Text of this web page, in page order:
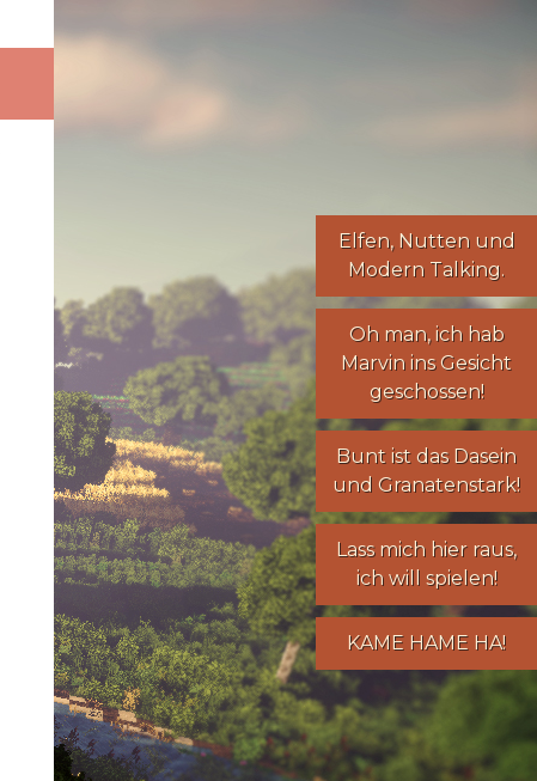
Elfen, Nuttenund
Modern Talking.
Oh man, ich hab
Marvin ins Gesicht
geschossen!
Bunt ist das Dasein
und Granatenstark!
Lass mich hier raus,
ich will spielen!
KAME HAME HA!